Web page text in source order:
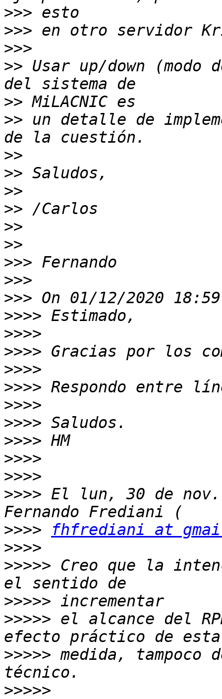
>>>
>>>
>>>
>> Usar up/down
>>
>> un detalle de
>>
>>
>>
>>
>>
>>
>>>
>>>
>>>
>>>>
>>>>
>>>>
>>>>
>>>>
>>>>
>>>>
>>>>
>>>>
>>>>
>>>> El lun, 30 de
>>>>
fhfrediani at
>>>>
>>>>> Creo que la
>>>>>
>>>>> el alcance del
>>>>> medida, tampoco
>>>>>